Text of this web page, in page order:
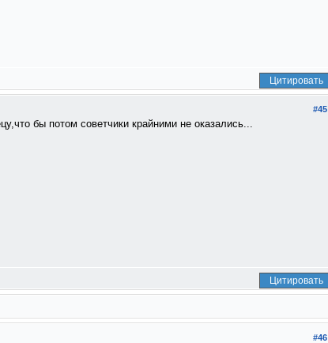
Цитировать
#45
бы потом советчики крайними не оказались...
Цитировать
#46